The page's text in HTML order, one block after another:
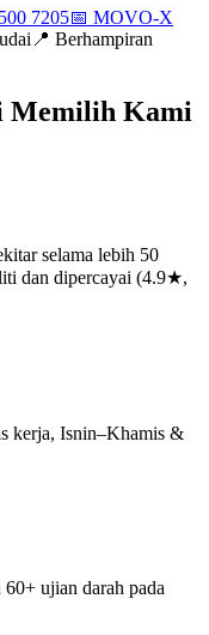
7205📅 MOVO-X
📍 Berhampiran
Memilih Kami
selama lebih 50
dan dipercayai (4.9★,
kerja, Isnin–Khamis &
ujian darah pada